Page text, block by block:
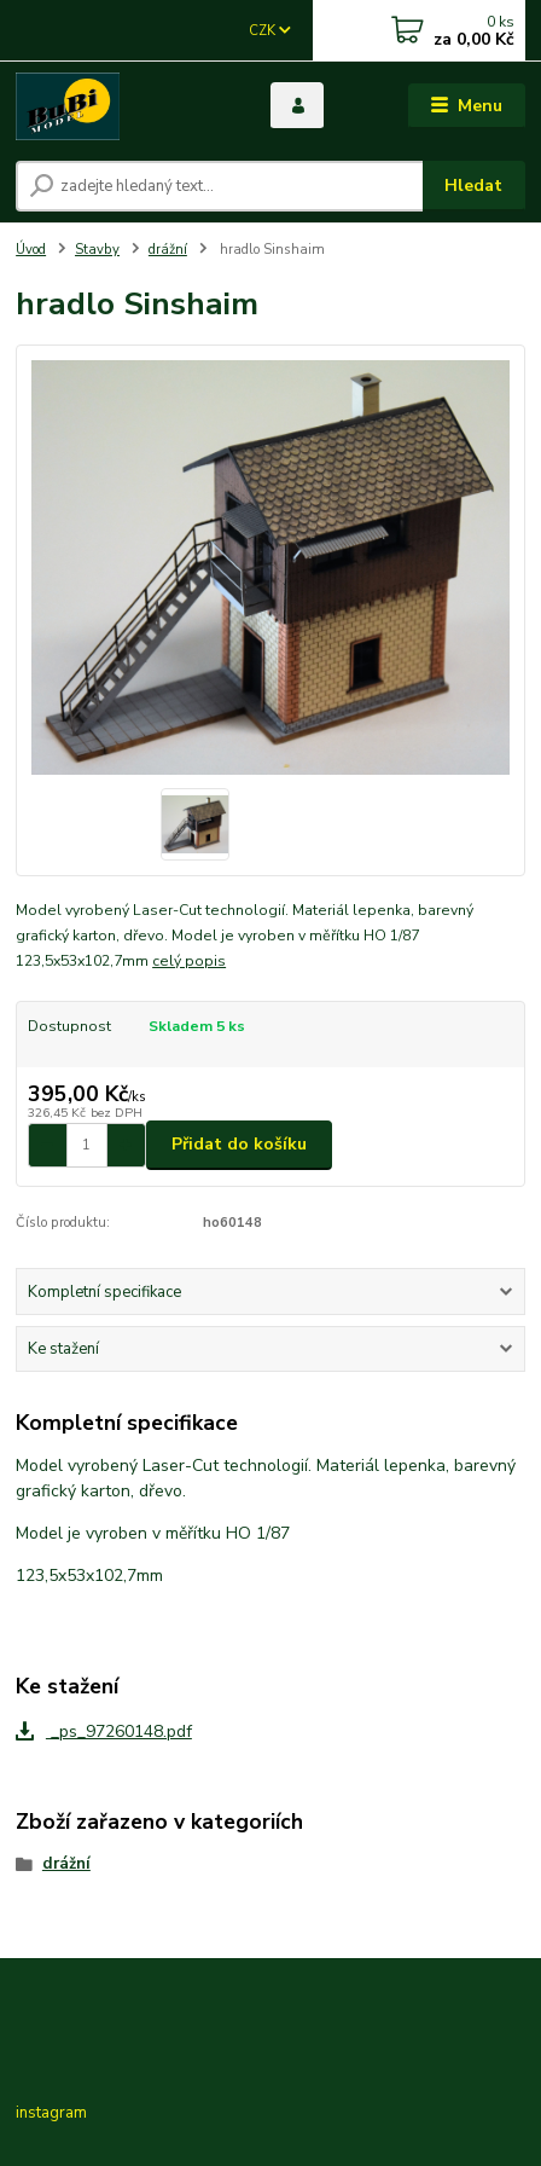
Menu
CZK
Hledat
0 ks
za 0,00 Kč
Úvod Stavby drážní hradlo Sinshaim
hradlo Sinshaim
Model vyrobený Laser-Cut technologií. Materiál lepenka, barevný
grafický karton, dřevo. Model je vyroben v měřítku HO 1/87
123,5x53x102,7mm celý popis
Dostupnost Skladem 5 ks
395,00 Kč/ks
326,45 Kč bez DPH
Přidat do košíku
Číslo produktu: ho60148
Kompletní specifikace
Ke stažení
Kompletní specifikace
Model vyrobený Laser-Cut technologií. Materiál lepenka, barevný
grafický karton, dřevo.
Model je vyroben v měřítku HO 1/87
123,5x53x102,7mm
Ke stažení
_ps_97260148.pdf
Zboží zařazeno v kategoriích
drážní
instagram